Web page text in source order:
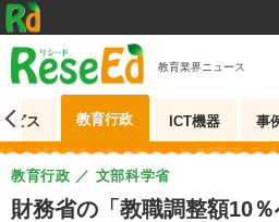
教育業界ニュース
ビス 教育行政 ICT機器 事
財務省の「教職調整額10
教育行政 文部科学省